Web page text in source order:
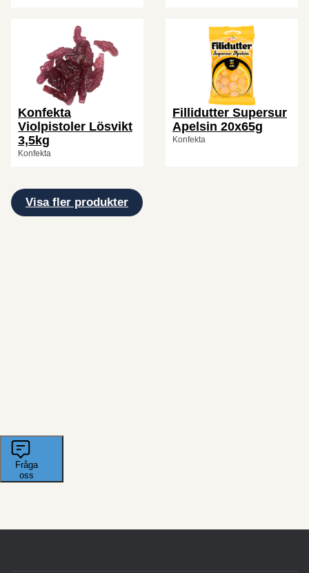
Konfekta
Violpistoler Lösvikt
3,5kg
Konfekta
Fillidutter Supersur
Apelsin 20x65g
Konfekta
Visa fler produkter